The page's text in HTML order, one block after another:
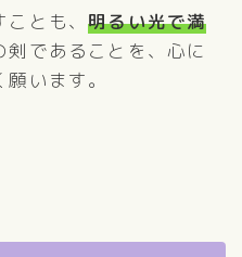
ことも、明るい光で満
剣であることを、心に
います。